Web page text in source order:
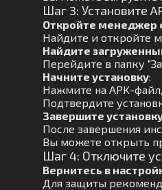
Шаг 3: Установите
Откройте менеджер
Найдите и откройте
Найдите
Перейдите в папку
Начните установку:
Нажмите на APK-
Подтвердите
Завершите
После завершения
Вы можете открыть
Шаг 4: Отключите
Вернитесь в
Для защиты